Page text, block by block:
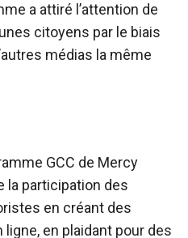
a attiré l’attention de
citoyens par le biais
médias la même
GCC de Mercy
la participation des
en créant des
en plaidant pour des